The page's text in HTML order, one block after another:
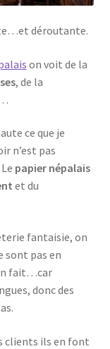
déroutante.
on voit de la
, de la
ce que je
n’est pas
papier népalais
et du
fantaisie, on
sont pas en
fait…car
donc des
clients ils en font